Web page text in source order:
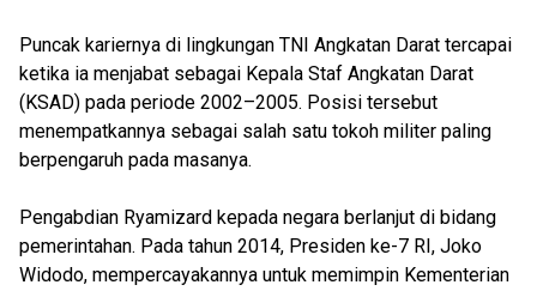
Puncak kariernya di lingkungan TNI Angkatan Darat tercapai
ketika ia menjabat sebagai Kepala Staf Angkatan Darat
(KSAD) pada periode 2002–2005. Posisi tersebut
menempatkannya sebagai salah satu tokoh militer paling
berpengaruh pada masanya.
Pengabdian Ryamizard kepada negara berlanjut di bidang
pemerintahan. Pada tahun 2014, Presiden ke-7 RI, Joko
Widodo, mempercayakannya untuk memimpin Kementerian